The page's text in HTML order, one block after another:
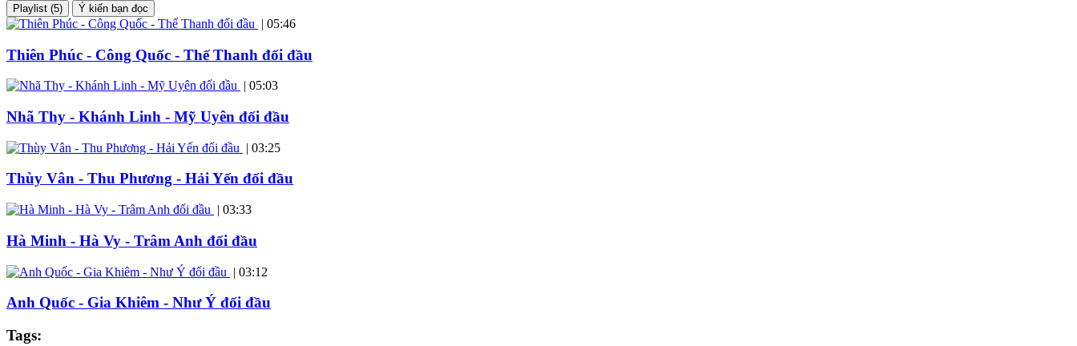
Playlist (5) Ý kiến bạn đọc
| 05:46
Thiên Phúc - Công Quốc - Thế Thanh đối đầu
| 05:03
Nhã Thy - Khánh Linh - Mỹ Uyên đối đầu
| 03:25
Thùy Vân - Thu Phương - Hải Yến đối đầu
| 03:33
Hà Minh - Hà Vy - Trâm Anh đối đầu
| 03:12
Anh Quốc - Gia Khiêm - Như Ý đối đầu
Tags: